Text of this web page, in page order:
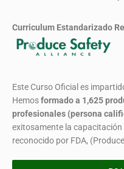
Curriculum
Este Curso Oficial es
Hemosformadoa 1,625
profesionales (persona
exitosamente la
reconocido por FDA,